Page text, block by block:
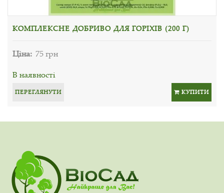
КОМПЛЕКСНЕ ДОБРИВО ДЛЯ ГОРІХІВ (200 Г)
Ціна: 75 грн
В наявності
ПЕРЕГЛЯНУТИ КУПИТИ